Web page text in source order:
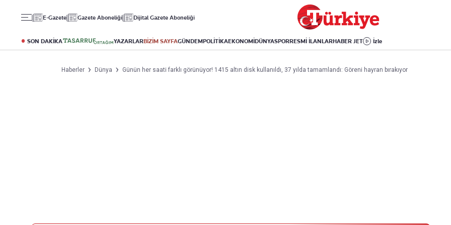
E-Gazete Gazete Aboneliği Dijital Gazete Aboneliği
SON DAKİKA YAZARLARBİZİM SAYFAGÜNDEMPOLİTİKAEKONOMİDÜNYASPORRESMİ İLANLARHABER JET İzle
Altın
Döviz
Kripto Para
Puan Durumu
Fikstür
Avrupa Ligi
Avrupa
Amerika
İsrail-Gazze
Yaşam
Sağlık
Yemek
Aktüel
Kitap
Haberler Dünya Günün her saati farklı görünüyor! 1415 altın disk kullanıldı, 37 yılda tamamlandı: Göreni hayran bırakıyor